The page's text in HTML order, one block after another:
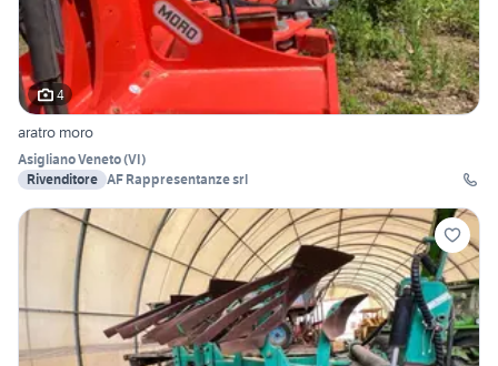
4
aratro moro
Asigliano Veneto(VI)
Rivenditore AF Rappresentanze srl